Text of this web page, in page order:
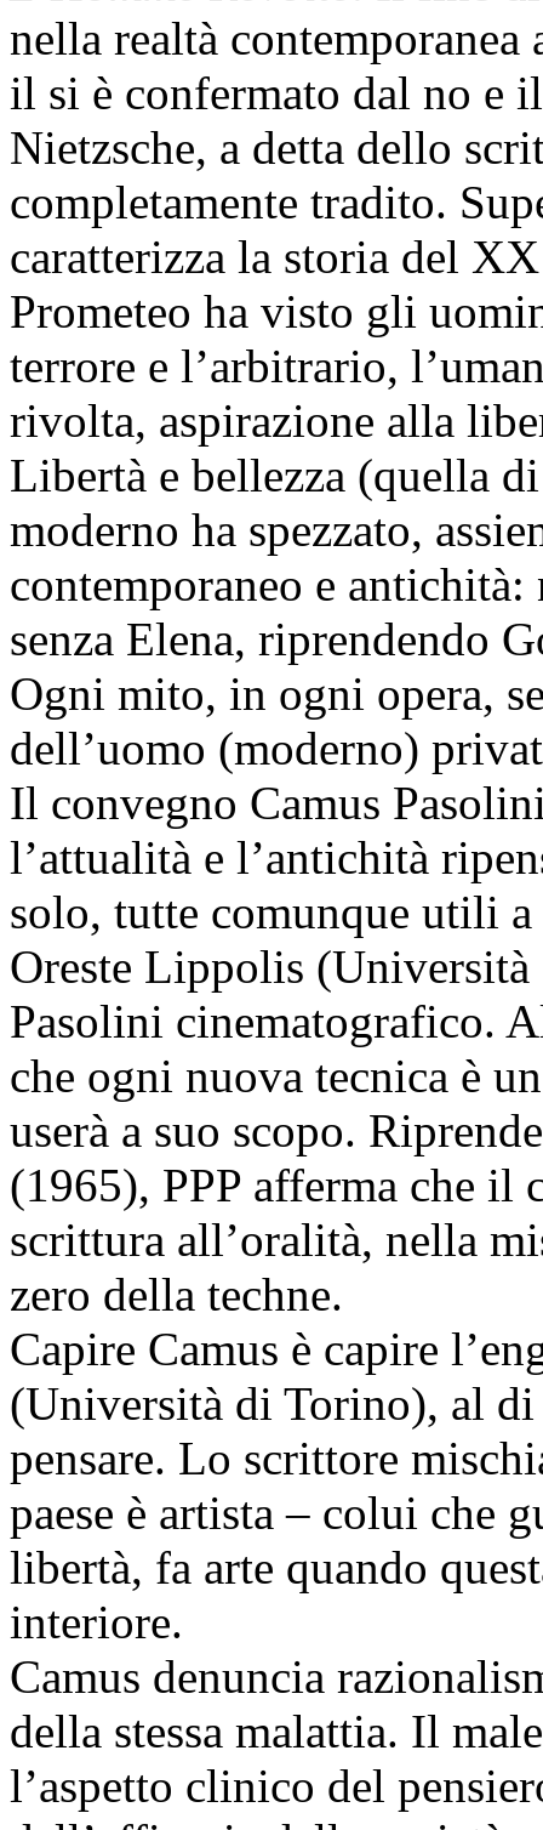
nella realtà
il si è confermato dal no e
Nietzsche, a detta dello
completamente tradito.
caratterizza la storia del
Prometeo ha visto gli
terrore e l’arbitrario,
rivolta, aspirazione alla
Libertà e bellezza (quella
moderno ha spezzato,
contemporaneo e antichità:
senza Elena, riprendendo
Ogni mito, in ogni opera,
dell’uomo (moderno)
Il convegno Camus
l’attualità e l’antichità
solo, tutte comunque utili
Oreste Lippolis
Pasolini cinematografico.
che ogni nuova tecnica è
userà a suo scopo.
(1965), PPP afferma che il
scrittura all’oralità, nella
zero della techne.
Capire Camus è capire
(Università di Torino), al di
pensare. Lo scrittore
paese è artista – colui che
libertà, fa arte quando
interiore.
Camus denuncia
della stessa malattia. Il
l’aspetto clinico del